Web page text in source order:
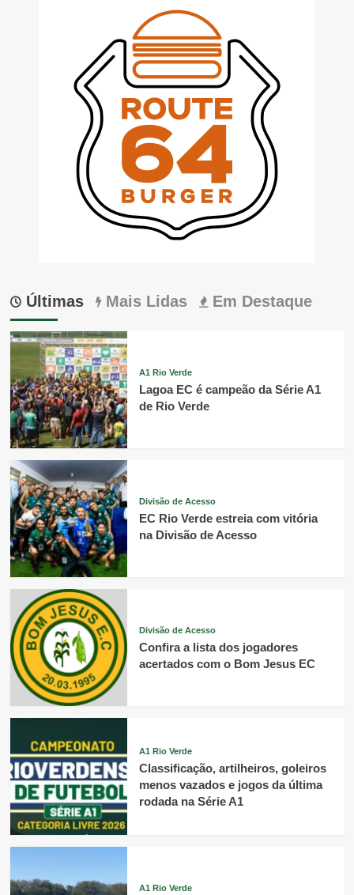
Últimas Mais Lidas Em Destaque
A1 Rio Verde
Lagoa EC é campeão da Série A1
de Rio Verde
Divisão de Acesso
EC Rio Verde estreia com vitória
na Divisão de Acesso
Divisão de Acesso
Confira a lista dos jogadores
acertados com o Bom Jesus EC
A1 Rio Verde
Classificação, artilheiros, goleiros
menos vazados e jogos da última
rodada na Série A1
A1 Rio Verde